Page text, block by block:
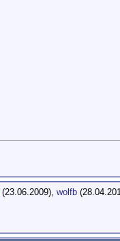
(23.06.2009), wolfb